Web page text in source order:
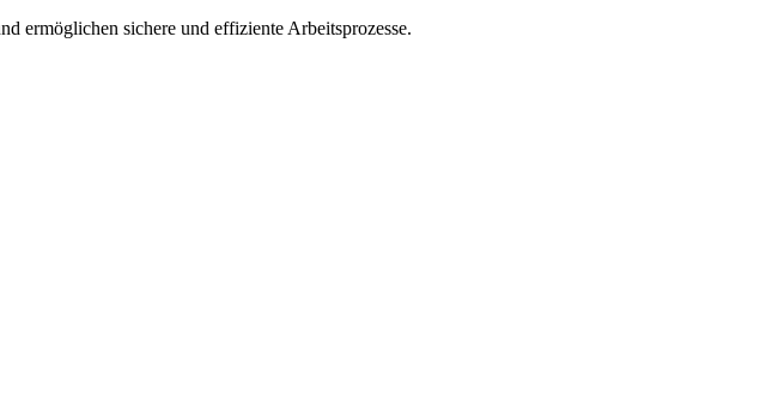
ermöglichen sichere und effiziente Arbeitsprozesse.